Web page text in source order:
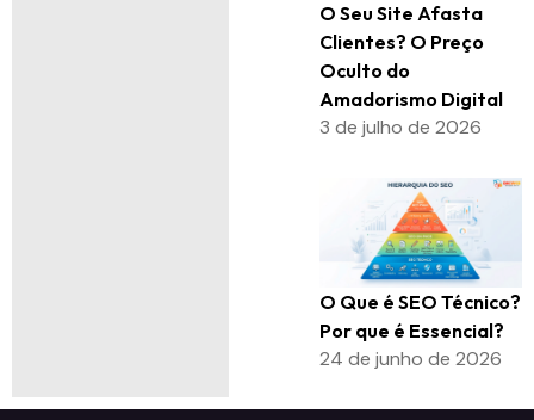
O Seu Site Afasta
Clientes? O Preço
Oculto do
Amadorismo Digital
3 de julho de 2026
O Que é SEO Técnico?
Por que é Essencial?
24 de junho de 2026